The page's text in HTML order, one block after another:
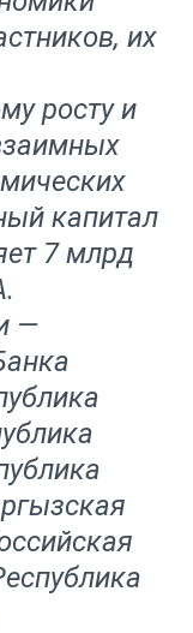
их
росту и
капитал
7 млрд
—